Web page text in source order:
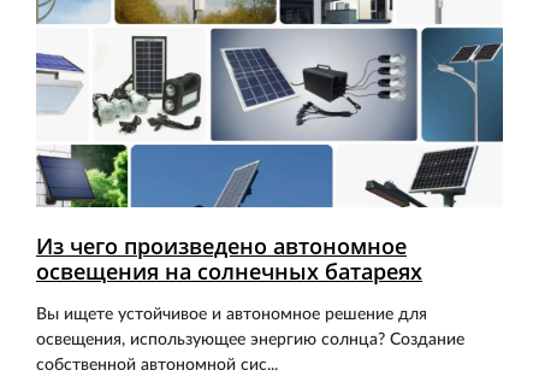
Из чего произведено автономное
освещения на солнечных батареях
Вы ищете устойчивое и автономное решение для
освещения, использующее энергию солнца? Создание
собственной автономной сис...